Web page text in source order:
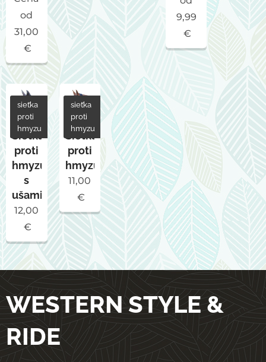
od
31,00
€
9,99
€
Sieťka
proti
hmyzu
s
ušami
sieťka
proti
hmyzu
12,00
€
Sieťka
proti
hmyzu
sieťka
proti
hmyzu
11,00
€
WESTERN STYLE &
RIDE